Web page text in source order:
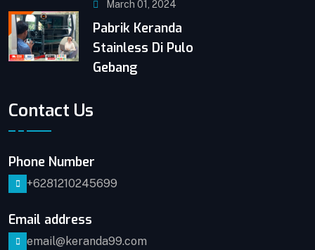
March 01, 2024
Pabrik Keranda
Stainless Di Pulo
Gebang
Contact Us
Phone Number
+6281210245699
Email address
email@keranda99.com